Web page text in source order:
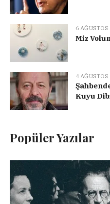
6
Miz
4
Kuyu
Popüler Yazılar